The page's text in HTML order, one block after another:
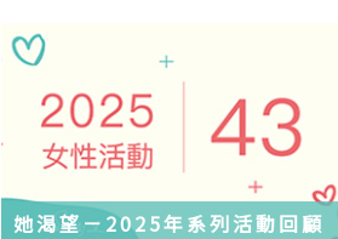
她渴望－2025年系列活動回顧